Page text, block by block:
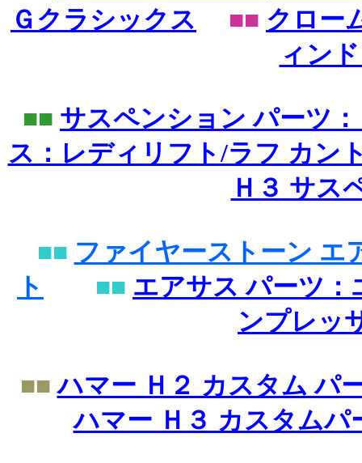
Ｇクラシックス
■■ クロー
ィン
■■ サスペンション パーツ
ス：レディリフト/ラフ カン
Ｈ３ サス
■■ ファイヤーストーン エ
ト
■■ エアサス パーツ
ンプレッ
■■ ハマー Ｈ２ カスタム パ
ハマー Ｈ３ カスタム